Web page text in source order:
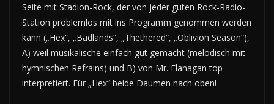
Seite mit Stadion-Rock, der von jeder guten Rock-Radio-
Station problemlos mit ins Programm genommen werden
kann („Hex“, „Badlands“, „Thethered“, „Oblivion Season“),
A) weil musikalische einfach gut gemacht (melodisch mit
hymnischen Refrains) und B) von Mr. Flanagan top
interpretiert. Für „Hex“ beide Daumen nach oben!